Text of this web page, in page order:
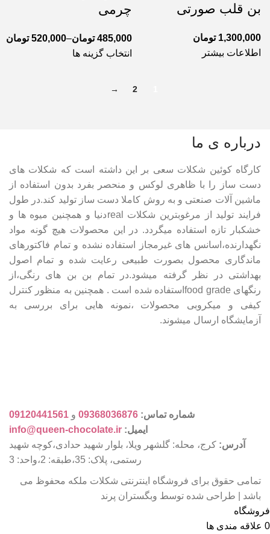
بن قلب صورتی
1,300,000 تومان
اطلاعات بیشتر
چرمی
485,000 تومان–
520,000 تومان
انتخاب گزینه ها
2
→
درباره ی ما
کارگاه کوئین شکلات سعی بر این داشته است که شکلات های
دست ساز را با ظاهری لوکس و منحصر بفرد بدون استفاده از
ماشین آلات صنعتی و به روش کاملا دست ساز تولید کند.در طول
فرایند تولید از مرغوبترین شکلات realدنیا و همچنین میوه ها و
خشکبار تازه استفاده میگردد. در این محصولات هیچ گونه مواد
نگهدارنده،اسانس های غیرمجاز استفاده نشده و تمام فاکتورهای
ماندگاری محصول بصورت طبیعی رعایت شده و تمام اصول
بهداشتی در نظر گرفته میشود.در تمام بن بن های رنگی،از
رنگهای food gradeاستفاده شده است . همچنین به منظور کنترل
کیفی و میکروبی محصولات ،نمونه هایی برای بررسی به
آزمایشگاه ارسال میشوند.
شماره تماس: 09368036876 و 09120441561
ایمیل: info@queen-chocolate.ir
آدرس: کرج، محله: گلشهر ویلا، بلوار شهید حدادی،کوچه شهید
رستمی، پلاک: 35،طبقه: 2،واحد: 3
تمامی حقوق برای فروشگاه اینترنتی شکلات ملکه محفوظ می
باشد | طراحی شده توسط وبگستران پرند
فروشگاه
0 علاقه مندی ها